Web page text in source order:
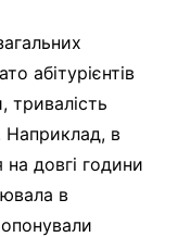
абітурієнтів
тривалість
Наприклад, в
на довгі години
в